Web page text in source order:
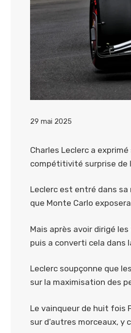
29 mai 2025
Charles Leclerc a
compétitivité surprise de
Leclerc est entré dans
que Monte Carlo
Mais après avoir dirigé
puis a converti cela dans
Leclerc soupçonne que
sur la maximisation des
Le vainqueur de huit fois
sur d’autres morceaux, y